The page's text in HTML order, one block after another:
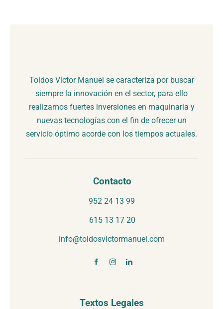
Toldos Víctor Manuel se caracteriza por buscar
siempre la innovación en el sector, para ello
realizamos fuertes inversiones en maquinaria y
nuevas tecnologías con el fin de ofrecer un
servicio óptimo acorde con los tiempos actuales.
Textos Legales
Contacto
952 24 13 99
615 13 17 20
info@toldosvictormanuel.com